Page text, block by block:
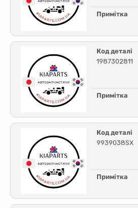
Примітка
Код деталі
1987302811
Примітка
Код деталі
9939038SX
Примітка